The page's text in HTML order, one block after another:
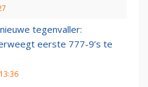
tegenvaller:
eerste 777-9’s te